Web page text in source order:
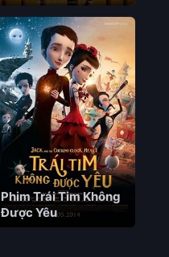
Phim Trái Tim Không
Được Yêu